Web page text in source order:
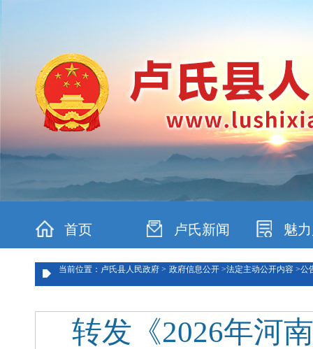
首页 卢氏新闻 魅
当前位置：卢氏县人民政府 > 政府信息公开 >法定主动公开内容 >公
转发《2026年河